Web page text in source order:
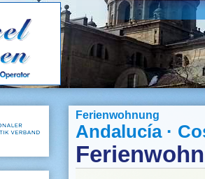
Ferienwohnung
Andalucía ·